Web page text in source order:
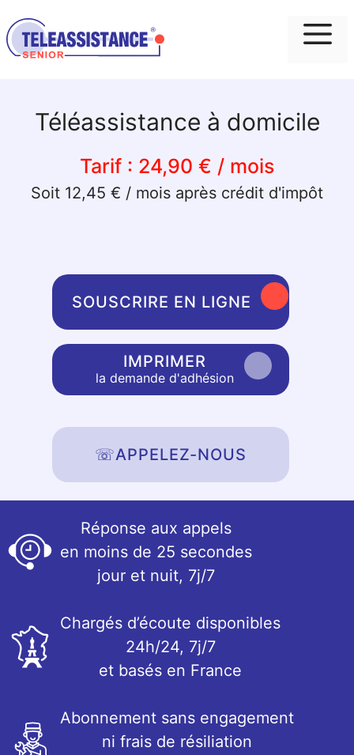
Téléassistance à domicile
Tarif : 24,90 € / mois
Soit 12,45 € / mois après crédit d'impôt
SOUSCRIRE EN LIGNE
IMPRIMER
la demande d'adhésion
☏APPELEZ-NOUS
Réponse aux appels
en moins de 25 secondes
jour et nuit, 7j/7
Chargés d’écoute disponibles
24h/24, 7j/7
et basés en France
Abonnement sans engagement
ni frais de résiliation